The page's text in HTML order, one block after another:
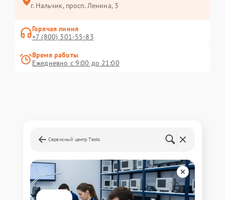
г. Нальчик, просп. Ленина, 3
Горячая линия
+7 (800) 301-55-83
Время работы
Ежедневно с 9:00 до 21:00
Сервисный центр Testo